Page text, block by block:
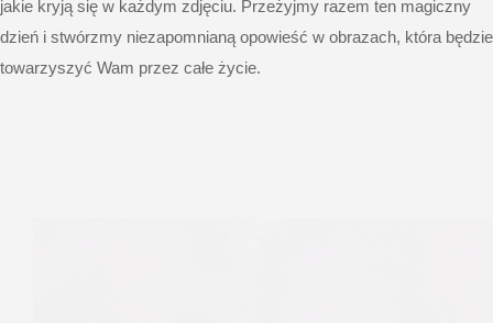
jakie kryją się w każdym zdjęciu. Przeżyjmy razem ten magiczny
dzień i stwórzmy niezapomnianą opowieść w obrazach, która będzie
towarzyszyć Wam przez całe życie.